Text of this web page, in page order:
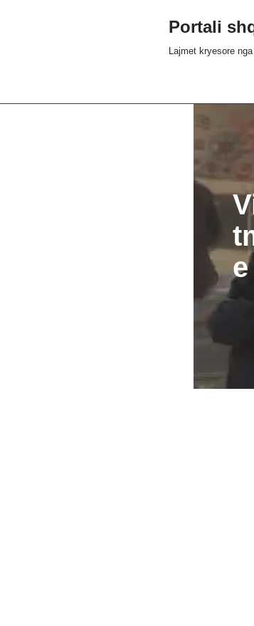
Portali
Lajmet kryesore